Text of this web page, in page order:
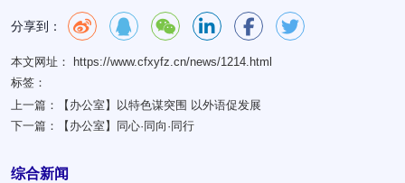
分享到：
本文网址： https://www.cfxyfz.cn/news/1214.html
标签：
上一篇：
【办公室】以特色谋突围 以外语促发展
下一篇：
【办公室】同心·同向·同行
综合新闻